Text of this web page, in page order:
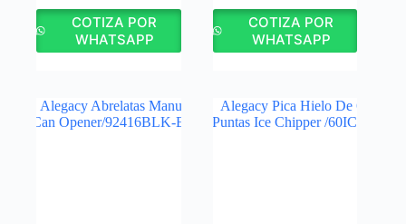
COTIZA POR
WHATSAPP
COTIZA POR
WHATSAPP